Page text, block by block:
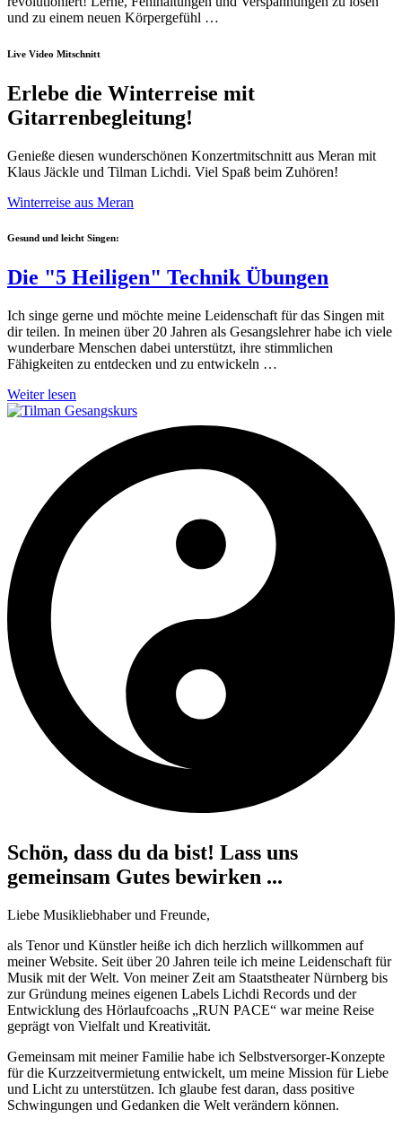
und zu einem neuen Körpergefühl …
Live Video Mitschnitt
Erlebe die Winterreise mit
Gitarrenbegleitung!
Genieße diesen wunderschönen Konzertmitschnitt aus Meran mit
Klaus Jäckle und Tilman Lichdi. Viel Spaß beim Zuhören!
Winterreise aus Meran
Gesund und leicht Singen:
Die "5 Heiligen" Technik Übungen
Ich singe gerne und möchte meine Leidenschaft für das Singen mit
dir teilen. In meinen über 20 Jahren als Gesangslehrer habe ich viele
wunderbare Menschen dabei unterstützt, ihre stimmlichen
Fähigkeiten zu entdecken und zu entwickeln …
Weiter lesen
Schön, dass du da bist! Lass uns
gemeinsam Gutes bewirken ...
Liebe Musikliebhaber und Freunde,
als Tenor und Künstler heiße ich dich herzlich willkommen auf
meiner Website. Seit über 20 Jahren teile ich meine Leidenschaft für
Musik mit der Welt. Von meiner Zeit am Staatstheater Nürnberg bis
zur Gründung meines eigenen Labels Lichdi Records und der
Entwicklung des Hörlaufcoachs „RUN PACE“ war meine Reise
geprägt von Vielfalt und Kreativität.
Gemeinsam mit meiner Familie habe ich Selbstversorger-Konzepte
für die Kurzzeitvermietung entwickelt, um meine Mission für Liebe
und Licht zu unterstützen. Ich glaube fest daran, dass positive
Schwingungen und Gedanken die Welt verändern können.